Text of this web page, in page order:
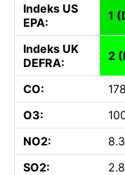
Indeks US
EPA:
1
Indeks UK
DEFRA:
2
CO:
O3:
NO2:
SO2: